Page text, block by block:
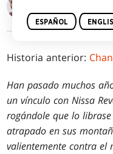
Historia anterior:
Han pasado muchos
un vínculo con Nissa
rogándole que lo
atrapado en sus
valientemente contra el
ESPAÑOL